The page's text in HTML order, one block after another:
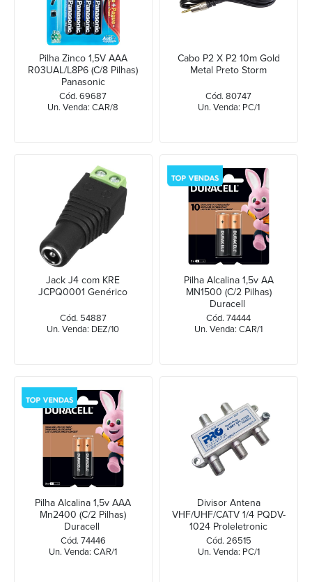
Pilha Zinco 1,5V AAA
R03UAL/L8P6 (C/8 Pilhas)
Panasonic
Cód. 69687
Un. Venda: CAR/8
Cabo P2 X P2 10m Gold
Metal Preto Storm
Cód. 80747
Un. Venda: PC/1
Jack J4 com KRE
JCPQ0001 Genérico
Cód. 54887
Un. Venda: DEZ/10
Pilha Alcalina 1,5v AA
MN1500 (C/2 Pilhas)
Duracell
Cód. 74444
Un. Venda: CAR/1
Pilha Alcalina 1,5v AAA
Mn2400 (C/2 Pilhas)
Duracell
Cód. 74446
Un. Venda: CAR/1
Divisor Antena
VHF/UHF/CATV 1/4 PQDV-
1024 Proleletronic
Cód. 26515
Un. Venda: PC/1